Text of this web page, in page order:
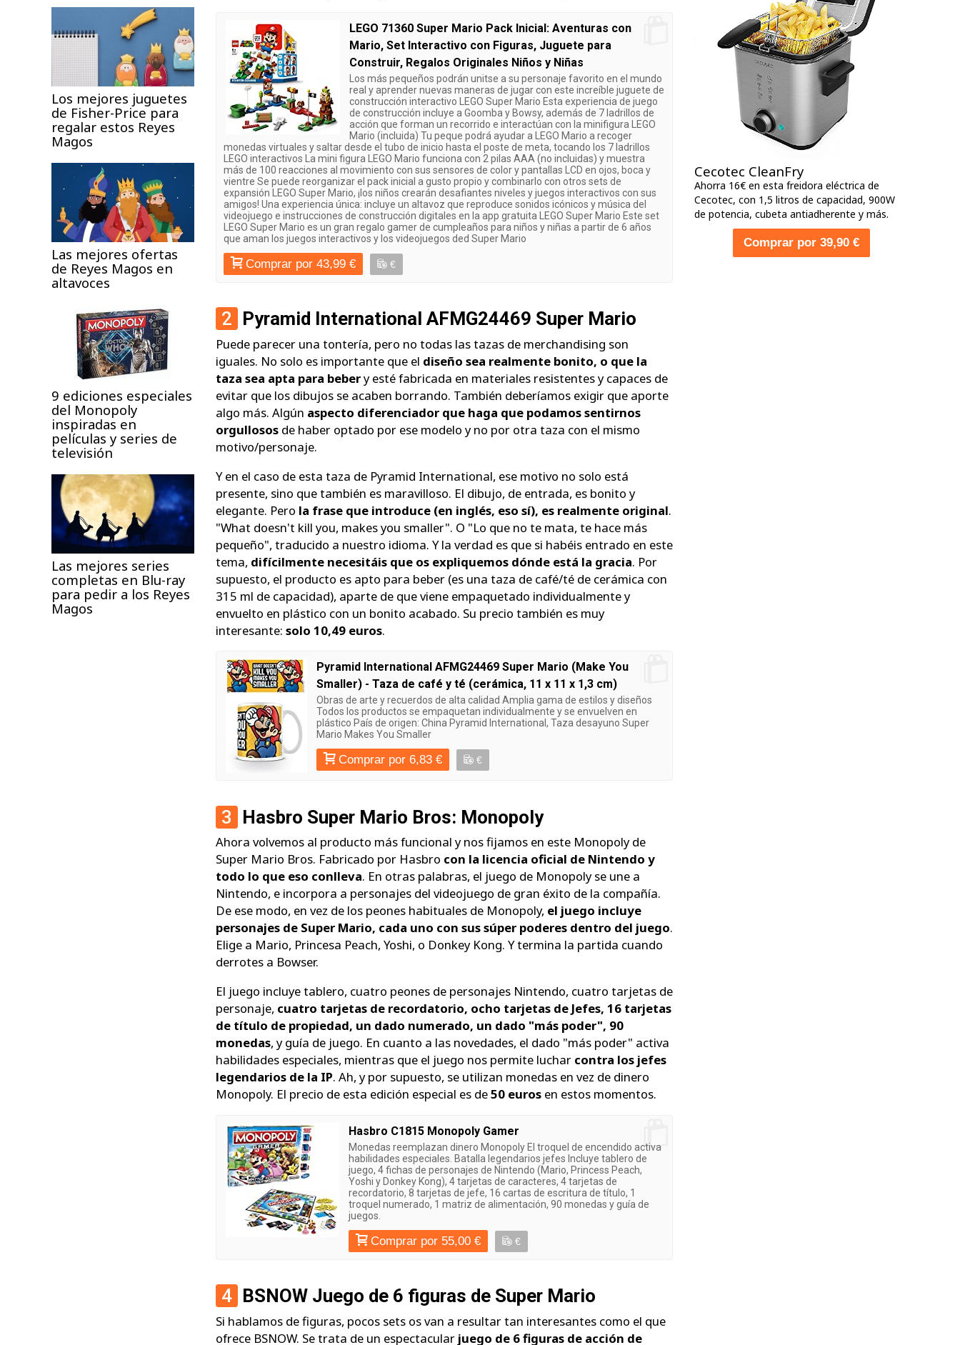
Los mejores juguetes
de Fisher-Price para
regalar estos Reyes
Magos
Las mejores ofertas
de Reyes Magos en
altavoces
9 ediciones especiales
del Monopoly
inspiradas en
películas y series de
televisión
Las mejores series
completas en Blu-ray
para pedir a los Reyes
Magos
LEGO 71360 Super Mario Pack Inicial: Aventuras con
Mario, Set Interactivo con Figuras, Juguete para
Construir, Regalos Originales Niños y Niñas
Los más pequeños podrán unitse a su personaje favorito en el mundo
real y aprender nuevas maneras de jugar con este increíble juguete de
construcción interactivo LEGO Super Mario Esta experiencia de juego
de construcción incluye a Goomba y Bowsy, además de 7 ladrillos de
acción que forman un recorrido e interactúan con la minifigura LEGO
Mario (incluida) Tu peque podrá ayudar a LEGO Mario a recoger
monedas virtuales y saltar desde el tubo de inicio hasta el poste de meta, tocando los 7 ladrillos
LEGO interactivos La mini figura LEGO Mario funciona con 2 pilas AAA (no incluidas) y muestra
más de 100 reacciones al movimiento con sus sensores de color y pantallas LCD en ojos, boca y
vientre Se puede reorganizar el pack inicial a gusto propio y combinarlo con otros sets de
expansión LEGO Super Mario, ¡los niños crearán desafiantes niveles y juegos interactivos con sus
amigos! Una experiencia única: incluye un altavoz que reproduce sonidos icónicos y música del
videojuego e instrucciones de construcción digitales en la app gratuita LEGO Super Mario Este set
LEGO Super Mario es un gran regalo gamer de cumpleaños para niños y niñas a partir de 6 años
que aman los juegos interactivos y los videojuegos ded Super Mario
Comprar por 43,99 € €
2 Pyramid International AFMG24469 Super Mario
Puede parecer una tontería, pero no todas las tazas de merchandising son
iguales. No solo es importante que el diseño sea realmente bonito, o que la
taza sea apta para bebery esté fabricada en materiales resistentes y capaces de
evitar que los dibujos se acaben borrando. También deberíamos exigir que aporte
algo más. Algún aspecto diferenciador que haga que podamos sentirnos
orgullosos de haber optado por ese modelo y no por otra taza con el mismo
motivo/personaje.
Y en el caso de esta taza de Pyramid International, ese motivo no solo está
presente, sino que también es maravilloso. El dibujo, de entrada, es bonito y
elegante. Pero la frase que introduce (en inglés, eso sí), es realmente original.
"What doesn't kill you, makes you smaller". O "Lo que no te mata, te hace más
pequeño", traducido a nuestro idioma. Y la verdad es que si habéis entrado en este
tema, difícilmente necesitáis que os expliquemos dónde está la gracia. Por
supuesto, el producto es apto para beber (es una taza de café/té de cerámica con
315 ml de capacidad), aparte de que viene empaquetado individualmente y
envuelto en plástico con un bonito acabado. Su precio también es muy
interesante: solo 10,49 euros.
Pyramid International AFMG24469 Super Mario (Make You
Smaller) - Taza de café y té (cerámica, 11 x 11 x 1,3 cm)
Obras de arte y recuerdos de alta calidad Amplia gama de estilos y diseños
Todos los productos se empaquetan individualmente y se envuelven en
plástico País de origen: China Pyramid International, Taza desayuno Super
Mario Makes You Smaller
Comprar por 6,83 € €
3 Hasbro Super Mario Bros: Monopoly
Ahora volvemos al producto más funcional y nos fijamos en este Monopoly de
Super Mario Bros. Fabricado por Hasbro con la licencia oficial de Nintendo y
todo lo que eso conlleva. En otras palabras, el juego de Monopoly se une a
Nintendo, e incorpora a personajes del videojuego de gran éxito de la compañía.
De ese modo, en vez de los peones habituales de Monopoly, el juego incluye
personajes de Super Mario, cada uno con sus súper poderes dentro del juego.
Elige a Mario, Princesa Peach, Yoshi, o Donkey Kong. Y termina la partida cuando
derrotes a Bowser.
El juego incluye tablero, cuatro peones de personajes Nintendo, cuatro tarjetas de
personaje, cuatro tarjetas de recordatorio, ocho tarjetas de Jefes, 16 tarjetas
de título de propiedad, un dado numerado, un dado "más poder", 90
monedas, y guía de juego. En cuanto a las novedades, el dado "más poder" activa
habilidades especiales, mientras que el juego nos permite luchar contra los jefes
legendarios de la IP. Ah, y por supuesto, se utilizan monedas en vez de dinero
Monopoly. El precio de esta edición especial es de50 euros en estos momentos.
Hasbro C1815 Monopoly Gamer
Monedas reemplazan dinero Monopoly El troquel de encendido activa
habilidades especiales. Batalla legendarios jefes Incluye tablero de
juego, 4 fichas de personajes de Nintendo (Mario, Princess Peach,
Yoshi y Donkey Kong), 4 tarjetas de caracteres, 4 tarjetas de
recordatorio, 8 tarjetas de jefe, 16 cartas de escritura de título, 1
troquel numerado, 1 matriz de alimentación, 90 monedas y guía de
juegos.
Comprar por 55,00 € €
4 BSNOW Juego de 6 figuras de Super Mario
Si hablamos de figuras, pocos sets os van a resultar tan interesantes como el que
ofrece BSNOW. Se trata de un espectacular juego de 6 figuras de acción de
Cecotec CleanFry
Ahorra 16€ en esta freidora eléctrica de
Cecotec, con 1,5 litros de capacidad, 900W
de potencia, cubeta antiadherente y más.
Comprar por 39,90 €